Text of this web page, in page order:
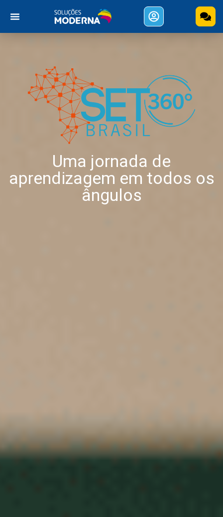
Uma jornada de
aprendizagem em todos os
ângulos